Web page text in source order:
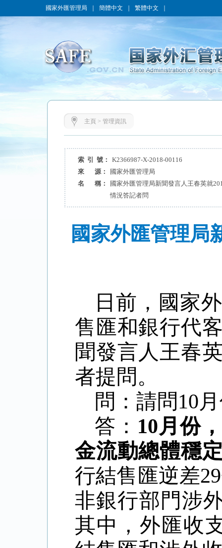
國家外匯管理局 簡體中文 繁體中文
主頁 > 管理資訊
索 引 號：
K2366987-X-2018-00116
來 源：
國家外匯管理局
名 稱：
國家外匯管理局新聞發言人王春英就
情況答記者問
國家外匯管理局
日前，國家
售匯和銀行代
聞發言人王春
者提問。
問：請問10
答： 10月份
金流動總體穩
行結售匯逆差29
非銀行部門涉
其中，外匯收